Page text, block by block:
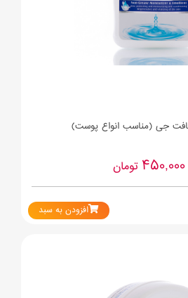
جی (مناسب انواع پوست)
450,000 تومان
افزودن به سبد